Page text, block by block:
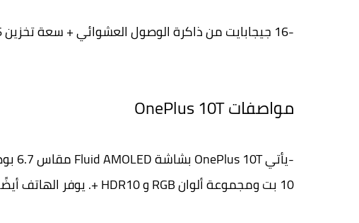
-16 جيجابايت من ذاكرة الوصول العشوائي + سعة تخزين 256 جيجابايت مقابل 55999 روبية
مواصفات OnePlus 10T
10 بت ومجموعة ألوان RGB و HDR10 +. يوفر الهاتف أيضًا معدل تحديث للشاشة يبلغ 120 هرتز.